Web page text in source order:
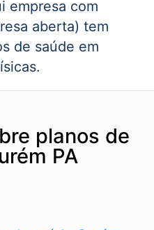
empresa com
aberta) tem
de saúde em
planos de
PA